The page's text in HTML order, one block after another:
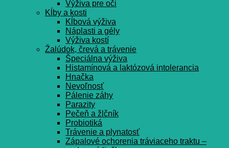
Výživa pre oči
Kĺby a kosti
Kĺbová výživa
Náplasti a gély
Výživa kostí
Žalúdok, črevá a trávenie
Špeciálna výživa
Histamínová a laktózová intolerancia
Hnačka
Nevoľnosť
Pálenie záhy
Parazity
Pečeň a žlčník
Probiotiká
Trávenie a plynatosť
Zápalové ochorenia tráviaceho traktu –